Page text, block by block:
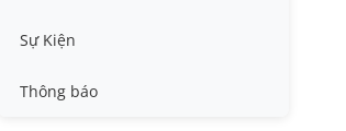
Tin công tác sinh viên
Tin đào tạo
Sự Kiện
Thông báo